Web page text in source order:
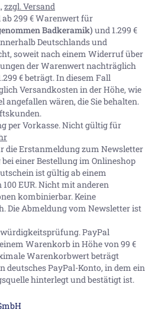
zzgl. Versand
ab 299 € Warenwert für
Badkeramik) und 1.299 €
Deutschlands und
soweit nach einem Widerruf über
der Warenwert nachträglich
€ beträgt. In diesem Fall
Versandkosten in der Höhe, wie
angefallen wären, die Sie behalten.
per Vorkasse. Nicht gültig für
die Erstanmeldung zum Newsletter
einer Bestellung im Onlineshop
ist gültig ab einem
EUR. Nicht mit anderen
kombinierbar. Keine
Die Abmeldung vom Newsletter ist
PayPal
Warenkorb in Höhe von99 €
Warenkorbwert beträgt
deutsches PayPal-Konto, in dem ein
hinterlegt und bestätigt ist.